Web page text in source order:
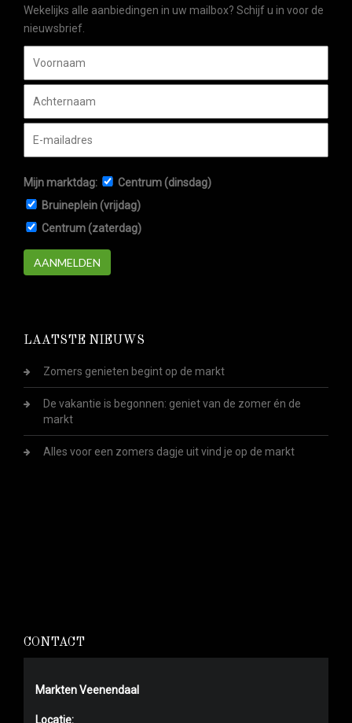
Wekelijks alle aanbiedingen in uw mailbox? Schijf u in voor de
nieuwsbrief.
Mijn marktdag:
Centrum (dinsdag)
Bruineplein (vrijdag)
Centrum (zaterdag)
AANMELDEN
LAATSTE NIEUWS
Zomers genieten begint op de markt
De vakantie is begonnen: geniet van de zomer én de
markt
Alles voor een zomers dagje uit vind je op de markt
CONTACT
Markten Veenendaal
Locatie: